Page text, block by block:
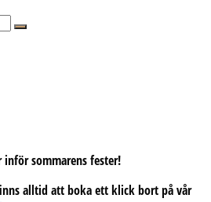
sommarens fester!
alltid att boka ett klick bort på vår